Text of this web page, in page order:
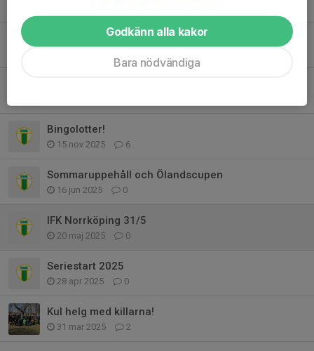
Föräldramöte P2014 Säsong 2025
Bingolotter!
15 nov 2025 6
Sommaruppehåll och Ölandscupen
16 jun 2025 0
IFK Norrköping 31/5
20 maj 2025 0
Seriestart 2025
28 apr 2025 0
Kul helg med killarna!
31 mar 2025 2
Godkänn alla kakor
Bara nödvändiga